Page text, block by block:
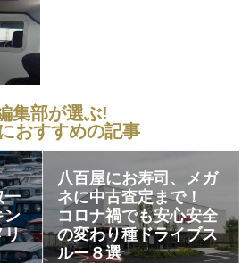
集部が選ぶ!
おすすめの記事
一
ン
リ
八百屋にお寿司、メガ
ネに中古査定まで！
コロナ禍でも安心安全
の変わり種ドライブス
ルー８選